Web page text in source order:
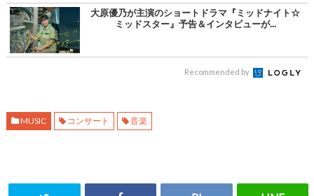
大原優乃が主演のショートドラマ『ミッドナイト☆
ミッドスター』予告＆インタビューが...
Recommended by
MUSIC コンサート 音楽